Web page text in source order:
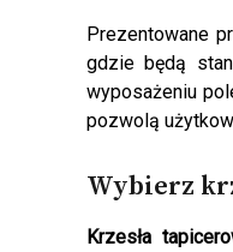
Prezentowane
gdzie będą
wyposażeniu
pozwolą
Wybierz
Krzesła